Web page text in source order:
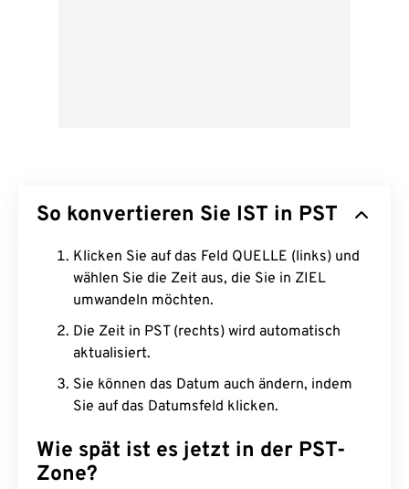
So konvertieren Sie IST in PST
Klicken Sie auf das Feld QUELLE (links) und
wählen Sie die Zeit aus, die Sie in ZIEL
umwandeln möchten.
Die Zeit in PST (rechts) wird automatisch
aktualisiert.
Sie können das Datum auch ändern, indem
Sie auf das Datumsfeld klicken.
Wie spät ist es jetzt in der PST-
Zone?